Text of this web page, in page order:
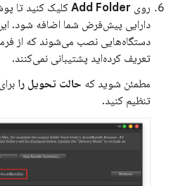
روی Add Folder کلیک کنید تا
دارایی پیش‌فرض شما اضافه شود.
دستگاه‌هایی نصب می‌شوند که از
تعریف کرده‌اید پشتیبانی نمی‌کنند.
مطمئن شوید که حالت تحویل را
تنظیم کنید.